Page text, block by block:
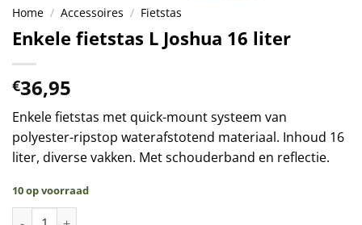
Home / Accessoires / Fietstas
Enkele fietstas L Joshua 16 liter
€36,95
Enkele fietstas met quick-mount systeem van
polyester-ripstop waterafstotend materiaal. Inhoud 16
liter, diverse vakken. Met schouderband en reflectie.
10 op voorraad
Enkele fietstas L Joshua 16 liter aantal